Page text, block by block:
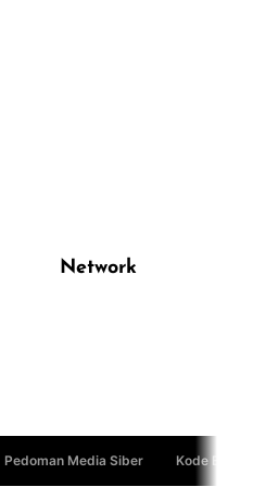
Network
Pedoman Media Siber Kode Etik